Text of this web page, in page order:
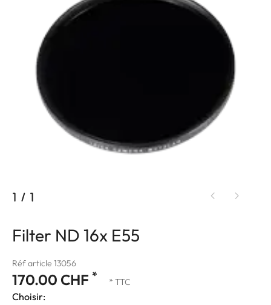
1 / 1
Filter ND 16x E55
Réf article 13056
170.00 CHF * * TTC
Choisir: